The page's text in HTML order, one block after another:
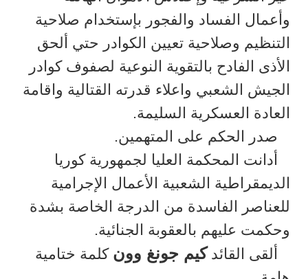
وأعمال الفساد والفجور بإستخدام صلاحية
التنظيم وصلاحية تعيين الكوادر حتي ألحق
الأذى الفادح بالتقوية النوعية لصفوف كوادر
الجيش الشعبي واعلاء قدرته القتالية واقامة
العادة العسكرية السليمة.
صدر الحكم على المتهمين.
أدانت المحكمة العليا لجمهورية كوريا
الديمقراطية الشعبية الأعمال الإجرامية
للعناصر الفاسدة من الدرجة الخاصة بشدة
وحكمت عليهم بالعقوبة الجنائية.
ألقى القائدكيم جونغ وون كلمة ختامية